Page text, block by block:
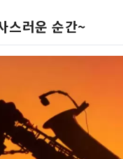
스러운 순간~